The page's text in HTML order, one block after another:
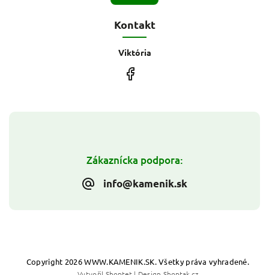
Zákaznícka podpora:
info@kamenik.sk
Kontakt
Viktória
Copyright 2026WWW.KAMENIK.SK. Všetky práva vyhradené.